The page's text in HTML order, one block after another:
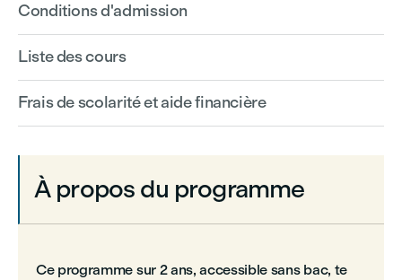
Conditions d'admission
Liste des cours
Frais de scolarité et aide financière
À propos du programme
Ce programme sur 2 ans, accessible sans bac, te